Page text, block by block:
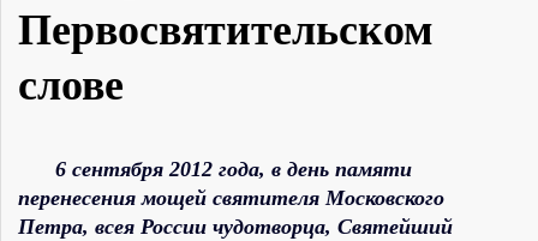
Первосвятительском
слове
6 сентября 2012 года, в день памяти
перенесения мощей святителя Московского
Петра, всея России чудотворца, Святейший